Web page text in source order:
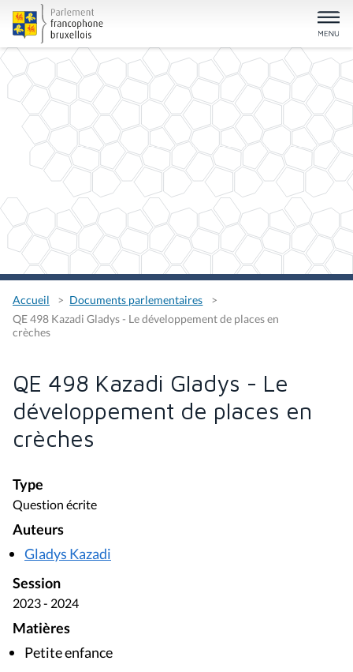
Accueil
Documents parlementaires
QE 498 Kazadi Gladys - Le développement de places en
crèches
QE 498 Kazadi Gladys - Le
développement de places en
crèches
Type
Question écrite
Auteurs
Gladys Kazadi
Session
2023 - 2024
Matières
Petite enfance